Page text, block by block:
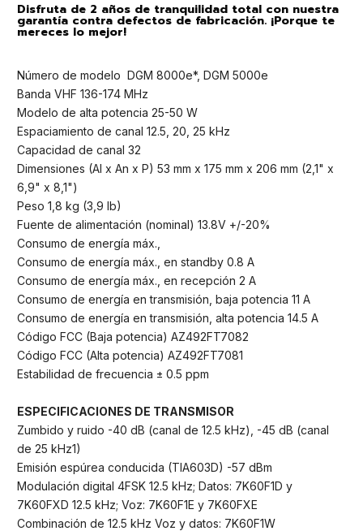
Disfruta de 2 años de tranquilidad total con nuestra
garantía contra defectos de fabricación. ¡Porque te
mereces lo mejor!
Número de modelo DGM 8000e*, DGM 5000e
Banda VHF 136-174 MHz
Modelo de alta potencia 25-50 W
Espaciamiento de canal 12.5, 20, 25 kHz
Capacidad de canal 32
Dimensiones (Al x An x P) 53 mm x 175 mm x 206 mm (2,1" x
6,9" x 8,1")
Peso 1,8 kg (3,9 lb)
Fuente de alimentación (nominal) 13.8V +/-20%
Consumo de energía máx.,
Consumo de energía máx., en standby 0.8 A
Consumo de energía máx., en recepción 2 A
Consumo de energía en transmisión, baja potencia 11 A
Consumo de energía en transmisión, alta potencia 14.5 A
Código FCC (Baja potencia) AZ492FT7082
Código FCC (Alta potencia) AZ492FT7081
Estabilidad de frecuencia ± 0.5 ppm
ESPECIFICACIONES DE TRANSMISOR
Zumbido y ruido -40 dB (canal de 12.5 kHz), -45 dB (canal
de 25 kHz1)
Emisión espúrea conducida (TIA603D) -57 dBm
Modulación digital 4FSK 12.5 kHz; Datos: 7K60F1D y
7K60FXD 12.5 kHz; Voz: 7K60F1E y 7K60FXE
Combinación de 12.5 kHz Voz y datos: 7K60F1W